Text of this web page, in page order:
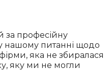
за професійну
нашому питанні щодо
яка не збиралася
яку ми не могли